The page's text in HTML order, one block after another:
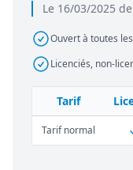
Le 16/03/2025
Ouvert à toutes
Licenciés, non-
Tarif
Tarif normal